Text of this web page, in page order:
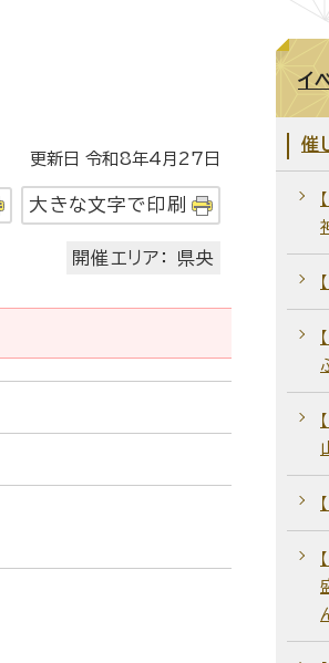
更新日 令和8年4月27日
大きな文字で印刷
開催エリア： 県央
イ
催